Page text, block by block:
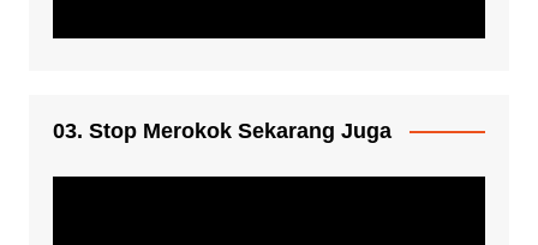
03. Stop Merokok Sekarang Juga